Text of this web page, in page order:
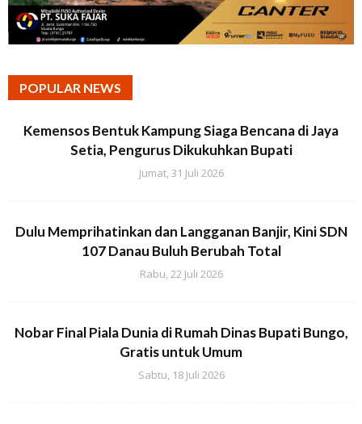
POPULAR NEWS
Kemensos Bentuk Kampung Siaga Bencana di Jaya
Setia, Pengurus Dikukuhkan Bupati
Jumat, 31 Juli 2026
Dulu Memprihatinkan dan Langganan Banjir, Kini SDN
107 Danau Buluh Berubah Total
Rabu, 22 Juli 2026
Nobar Final Piala Dunia di Rumah Dinas Bupati Bungo,
Gratis untuk Umum
Sabtu, 18 Juli 2026